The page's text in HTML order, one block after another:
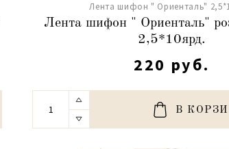
Лента шифон " Ориенталь"
Лента шифон " Ориенталь"
2,5*10ярд.
220 руб.
В